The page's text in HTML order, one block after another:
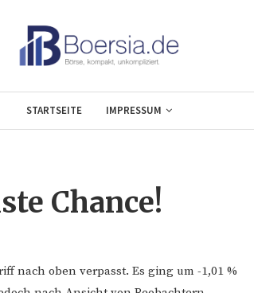
STARTSEITE IMPRESSUM
Chance!
nach oben verpasst. Es ging um -1,01 %